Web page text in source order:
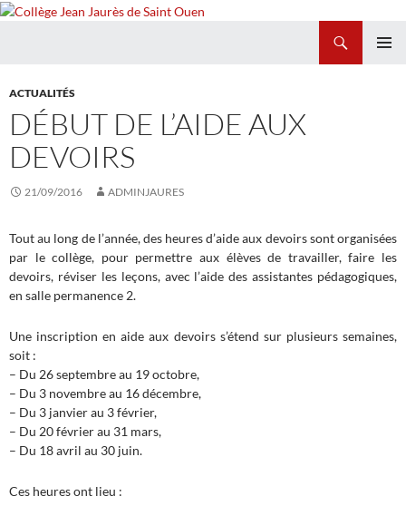
CONTENU
ACTUALITÉS
DÉBUT DE L’AIDE AUX
DEVOIRS
21/09/2016 ADMINJAURES
Tout au long de l’année, des heures d’aide aux devoirs sont organisées
par le collège, pour permettre aux élèves de travailler, faire les
devoirs, réviser les leçons, avec l’aide des assistantes pédagogiques,
en salle permanence 2.
Une inscription en aide aux devoirs s’étend sur plusieurs semaines,
soit :
– Du 26 septembre au 19 octobre,
– Du 3 novembre au 16 décembre,
– Du 3 janvier au 3 février,
– Du 20 février au 31 mars,
– Du 18 avril au 30 juin.
Ces heures ont lieu :